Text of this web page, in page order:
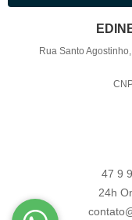
Rua Santo
47 9
24h